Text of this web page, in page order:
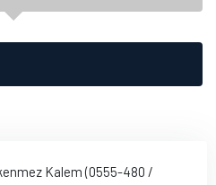
Kalem (0555-480 /